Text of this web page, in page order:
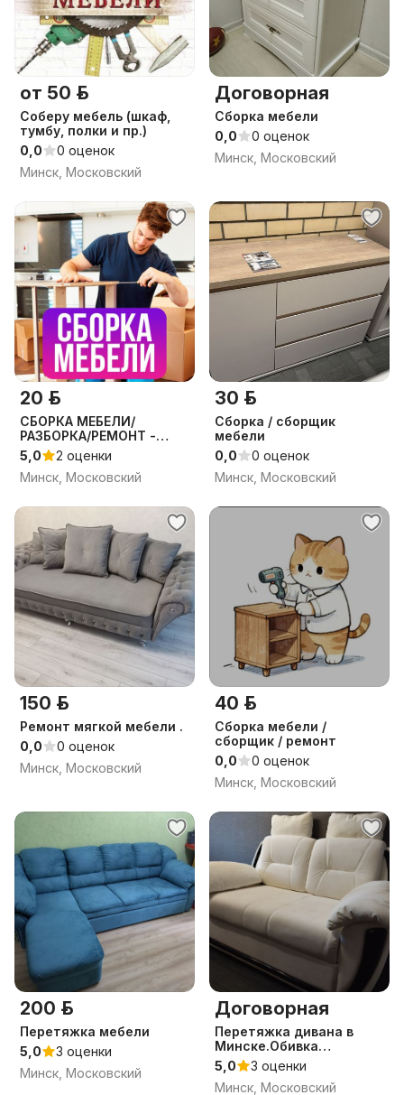
от 50 р.
Соберу мебель (шкаф,
тумбу, полки и пр.)
0,0
0 оценок
Минск, Московский
Договорная
Сборка мебели
0,0
0 оценок
Минск, Московский
20 р.
СБОРКА МЕБЕЛИ/
РАЗБОРКА/РЕМОНТ -
МИНСК
5,0
2 оценки
Минск, Московский
30 р.
Сборка / сборщик
мебели
0,0
0 оценок
Минск, Московский
150 р.
Ремонт мягкой мебели .
0,0
0 оценок
Минск, Московский
40 р.
Сборка мебели /
сборщик / ремонт
0,0
0 оценок
Минск, Московский
200 р.
Перетяжка мебели
5,0
3 оценки
Минск, Московский
Договорная
Перетяжка дивана в
Минске.Обивка
мебели.Ремонт
5,0
3 оценки
Минск, Московский